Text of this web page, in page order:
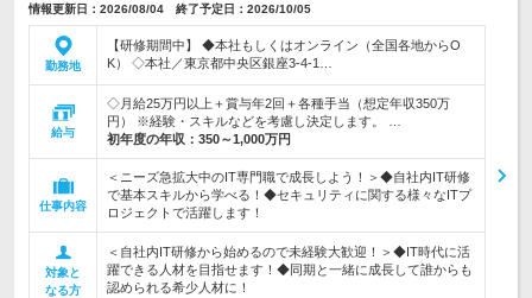
情報更新日：2026/08/04 終了予定日：2026/10/05
勤務地
【研修期間中】 ◆本社もしくはオンライン（全国各地からO
K） ◇本社／東京都中央区銀座3-4-1…
給与
◇月給25万円以上＋賞与年2回＋各種手当（想定年収350万
円） ※経験・スキルなどを考慮し決定します。 …
初年度の年収： 350～1,000万円
仕事内容
＜ニーズ急拡大中のIT専門職で成長しよう！＞◆自社内IT研修
で基本スキルから学べる！◆セキュリティに関する様々なITプ
ロジェクトで活躍します！
対象と
なる方
＜自社内IT研修から始めるので未経験大歓迎！＞◆IT時代に活
躍できる人材を目指せます！◆同期と一緒に成長して誰からも
認められる希少人材に！